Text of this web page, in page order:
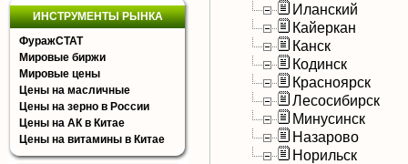
ИНСТРУМЕНТЫ РЫНКА
ФуражСТАТ
Мировые биржи
Мировые цены
Цены на масличные
Цены на зерно в России
Цены на АК в Китае
Цены на витамины в Китае
Иланский
Кайеркан
Канск
Кодинск
Красноярск
Лесосибирск
Минусинск
Назарово
Норильск